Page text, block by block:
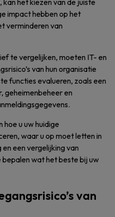
het kiezen van de juiste
impact hebben op het
verminderen van
te vergelijken, moeten IT- en
van hun organisatie
functies evalueren, zoals een
geheimenbeheer en
u uw huidige
waar u op moet letten in
een vergelijking van
wat het beste bij uw
van